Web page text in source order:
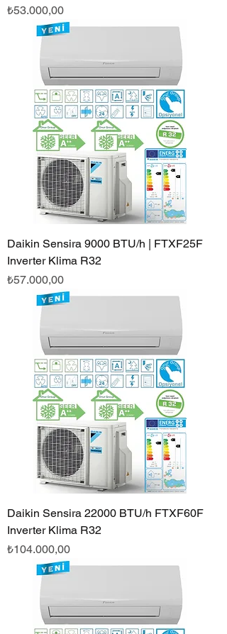
Fiyat
₺53.000,00
Daikin Sensira 9000 BTU/h | FTXF25F
Inverter Klima R32
Fiyat
₺57.000,00
Daikin Sensira 22000 BTU/h FTXF60F
Inverter Klima R32
Fiyat
₺104.000,00